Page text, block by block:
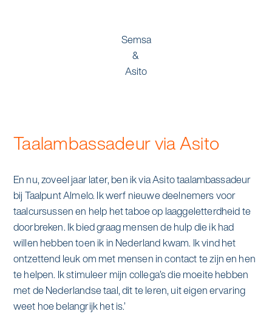
Offerte aanvragen
Semsa
&
Asito
Taalambassadeur via Asito
En nu, zoveel jaar later, ben ik via Asito taalambassadeur
bij Taalpunt Almelo. Ik werf nieuwe deelnemers voor
taalcursussen en help het taboe op laaggeletterdheid te
doorbreken. Ik bied graag mensen de hulp die ik had
willen hebben toen ik in Nederland kwam. Ik vind het
ontzettend leuk om met mensen in contact te zijn en hen
te helpen. Ik stimuleer mijn collega’s die moeite hebben
met de Nederlandse taal, dit te leren, uit eigen ervaring
weet hoe belangrijk het is.’